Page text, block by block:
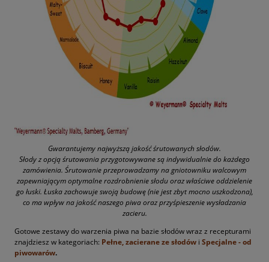
Gwarantujemy najwyższą jakość śrutowanych słodów.
Słody z opcją śrutowania przygotowywane są indywidualnie do każdego
zamówienia. Śrutowanie przeprowadzamy na gniotowniku walcowym
zapewniającym optymalne rozdrobnienie słodu oraz właściwe oddzielenie
go łuski. Łuska zachowuje swoją budowę (nie jest zbyt mocno uszkodzona),
co ma wpływ na jakość naszego piwa oraz przyśpieszenie wysładzania
zacieru.
Gotowe zestawy do warzenia piwa na bazie słodów wraz z recepturami
znajdziesz w kategoriach: Pełne, zacierane ze słodów i Specjalne - od
piwowarów.